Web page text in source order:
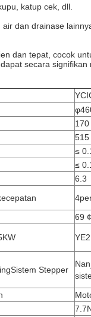
katup cek, dll.
dan drainase
dan tepat, cocok
secara
170
515
≤
≤
6.3
69
Stepper